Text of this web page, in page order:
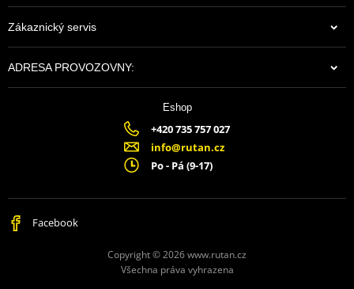
Zákaznický servis
ADRESA PROVOZOVNY:
Eshop
+420 735 757 027
info@rutan.cz
Po - Pá (9-17)
Facebook
Copyright © 2026 www.rutan.cz
Všechna práva vyhrazena